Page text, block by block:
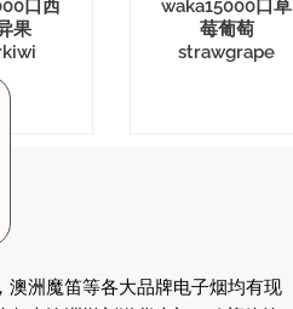
口西
果
waka15000口草
莓葡萄
strawgrape
澳洲魔笛等各大品牌电子烟均有现